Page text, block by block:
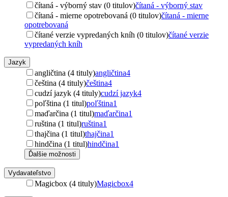
čítaná - výborný stav (0 titulov)čítaná - výborný stav
čítaná - mierne opotrebovaná (0 titulov)čítaná - mierne
opotrebovaná
čítané verzie vypredaných kníh (0 titulov)čítané verzie
vypredaných kníh
Jazyk
angličtina (4 tituly)angličtina4
čeština (4 tituly)čeština4
cudzí jazyk (4 tituly)cudzí jazyk4
poľština (1 titul)poľština1
maďarčina (1 titul)maďarčina1
ruština (1 titul)ruština1
thajčina (1 titul)thajčina1
hindčina (1 titul)hindčina1
Ďalšie možnosti
Vydavateľstvo
Magicbox (4 tituly)Magicbox4